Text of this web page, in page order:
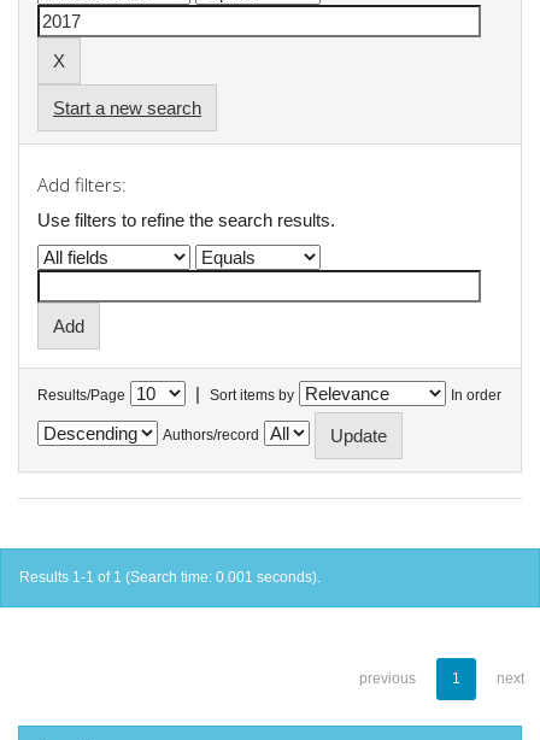
Start a new search
Add filters:
Use filters to refine the search results.
Results/Page | Sort items by In order
Authors/record
Results 1-1 of 1 (Search time: 0.001 seconds).
previous 1 next